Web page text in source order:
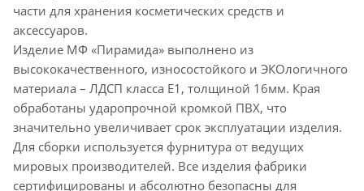
части для хранения косметических средств и
аксессуаров.
Изделие МФ «Пирамида» выполнено из
высококачественного, износостойкого и ЭКОлогичного
материала – ЛДСП класса Е1, толщиной 16мм. Края
обработаны ударопрочной кромкой ПВХ, что
значительно увеличивает срок эксплуатации изделия.
Для сборки используется фурнитура от ведущих
мировых производителей. Все изделия фабрики
сертифицированы и абсолютно безопасны для